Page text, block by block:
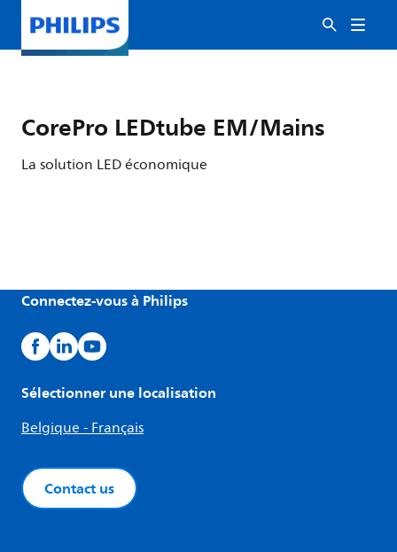
CorePro LEDtube EM/Mains
La solution LED économique
Connectez-vous à Philips
Sélectionner une localisation
Belgique - Français
Contact us